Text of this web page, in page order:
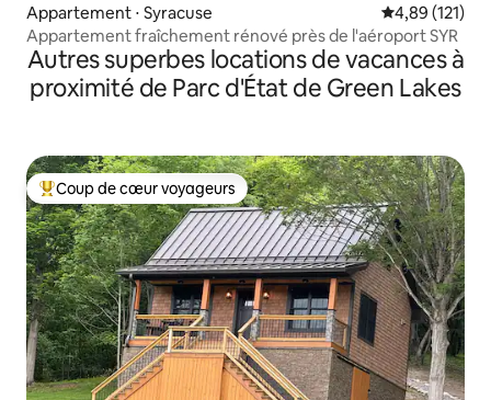
Appartement ⋅ Syracuse Évaluation
4,89 (121)
Appartement fraîchement rénové près de l'aéroport SYR
Autres superbes locations de vacances à
proximité de Parc d'État de Green Lakes
Coups de cœur voyageurs les plus appréciés
Coup de cœur voyageurs